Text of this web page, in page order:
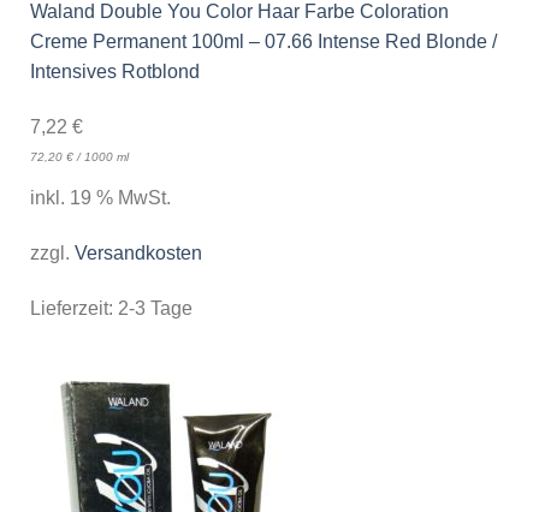
Waland Double You Color Haar Farbe Coloration
Creme Permanent 100ml – 07.66 Intense Red Blonde /
Intensives Rotblond
7,22 €
72,20 €/1000 ml
inkl. 19 % MwSt.
zzgl. Versandkosten
Lieferzeit: 2-3 Tage